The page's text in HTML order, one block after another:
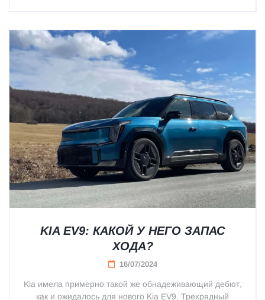
KIA EV9: КАКОЙ У НЕГО ЗАПАС
ХОДА?
16/07/2024
Kia имела примерно такой же обнадеживающий дебют,
как и ожидалось для нового Kia EV9. Трехрядный